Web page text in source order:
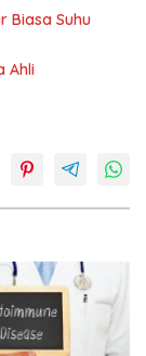
Biasa Suhu
Ahli